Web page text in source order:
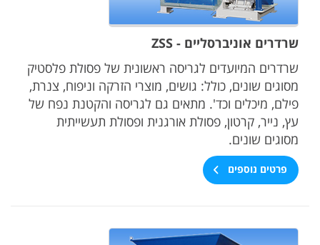
שרדרים אוניברסליים - ZSS
שרדרים המיועדים לגריסה ראשונית של פסולת פלסטיק
מסוגים שונים, כולל: גושים, מוצרי הזרקה וניפוח, צנרת,
פילם, מיכלים וכד'. מתאים גם לגריסה והקטנת נפח של
עץ, נייר, קרטון, פסולת אורגנית ופסולת תעשייתית
מסוגים שונים.
פרטים נוספים